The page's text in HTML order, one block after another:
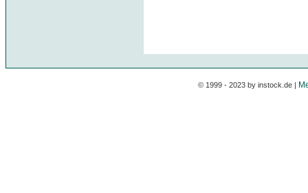
© 1999 - 2023 by instock.de |